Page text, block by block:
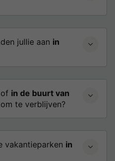
jullie aan in
of in de buurt van
te verblijven?
vakantieparken in